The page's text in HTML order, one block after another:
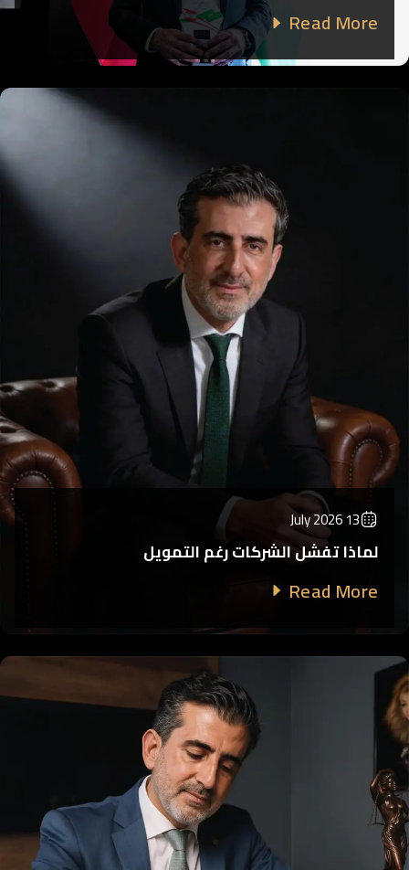
Read More
13 July 2026
لماذا تفشل الشركات رغم التمويل
Read More